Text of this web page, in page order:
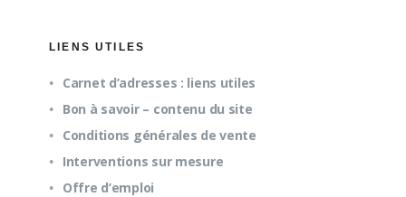
LIENS UTILES
Carnet d’adresses : liens utiles
Bon à savoir – contenu du site
Conditions générales de vente
Interventions sur mesure
Offre d’emploi